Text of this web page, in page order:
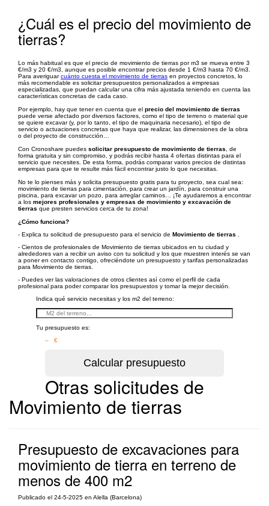
¿Cuál es el precio del movimiento de
tierras?
Lo más habitual es que el precio de movimiento de tierras por m3 se mueva entre 3
€/m3 y 20 €/m3, aunque es posible encontrar precios desde 1 €/m3 hasta 70 €/m3.
Para averiguarcuánto cuesta el movimiento de tierras en proyectos concretos, lo
más recomendable es solicitar presupuestos personalizados a empresas
especializadas, que puedan calcular una cifra más ajustada teniendo en cuenta las
características concretas de cada caso.
Por ejemplo, hay que tener en cuenta que el precio del movimiento de tierras
puede verse afectado por diversos factores, como el tipo de terreno o material que
se quiere excavar (y, por lo tanto, el tipo de maquinaria necesario), el tipo de
servicio o actuaciones concretas que haya que realizar, las dimensiones de la obra
o del proyecto de construcción…
Con Cronoshare puedes solicitar presupuesto de movimiento de tierras , de
forma gratuita y sin compromiso, y podrás recibir hasta 4 ofertas distintas para el
servicio que necesites. De esta forma, podrás comparar varios precios de distintas
empresas para que te resulte más fácil encontrar justo lo que necesitas.
No te lo pienses más y solicita presupuesto gratis para tu proyecto, sea cual sea:
movimiento de tierras para cimentación, para crear un jardín, para construir una
piscina, para excavar un pozo, para arreglar caminos… ¡Te ayudaremos a encontrar
a los mejores profesionales y empresas de movimiento y excavación de
tierras que presten servicios cerca de tu zona!
¿Cómo funciona?
- Explica tu solicitud de presupuesto para el servicio de Movimiento de tierras
- Cientos de profesionales de Movimiento de tierras ubicados en tu ciudad y
alrededores van a recibir un aviso con tu solicitud y los que muestren interés se van
a poner en contacto contigo, ofreciéndote un presupuesto y tarifas personalizadas
para Movimiento de tierras.
- Puedes ver las valoraciones de otros clientes así como el perfil de cada
profesional para poder comparar los presupuestos y tomar la mejor decisión.
Indica qué servicio necesitas y los m2 del terreno:
Tu presupuesto es:
– €
Otras solicitudes de
Movimiento de tierras
Presupuesto de excavaciones para
movimiento de tierra en terreno de
menos de 400 m2
Publicado el 24-5-2025 en Alella (Barcelona)